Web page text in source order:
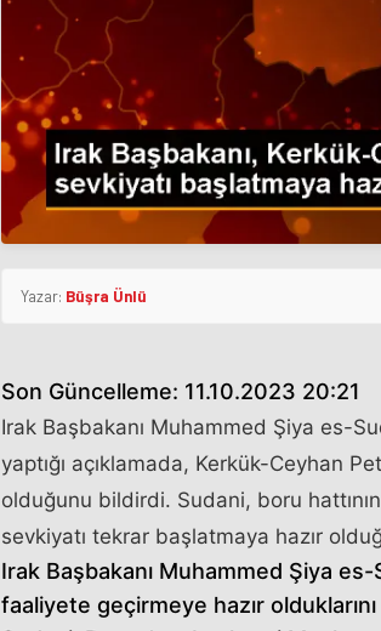
Yazar: Büşra Ünlü
Son Güncelleme: 11.10.2023 20:21
Irak Başbakanı Muhammed Şiya es-
yaptığı açıklamada, Kerkük-Ceyhan
olduğunu bildirdi. Sudani, boru
sevkiyatı tekrar başlatmaya hazır
Irak Başbakanı Muhammed Şiya
faaliyete geçirmeye hazır